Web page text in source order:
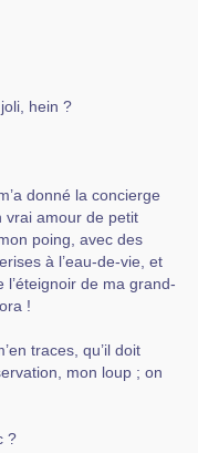
joli, hein ?
donné la concierge
vrai amour de petit
poing, avec des
à l’eau-de-vie, et
de ma grand-
!
traces, qu’il doit
mon loup ; on
?